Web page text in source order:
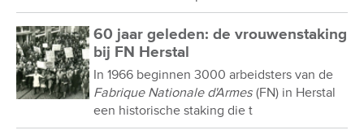
60 jaar geleden: de vrouwenstaking
bij FN Herstal
In 1966 beginnen 3000 arbeidsters van de
Fabrique Nationale d'Armes (FN) in Herstal
een historische staking die t